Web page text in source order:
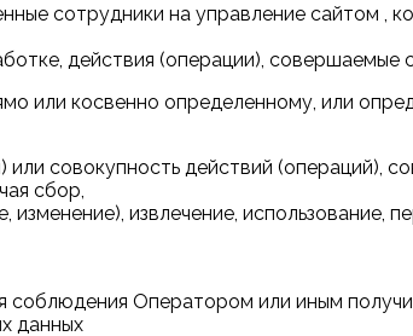
сотрудники на управление сайтом ,
действия (операции), совершаемые
или косвенно определенному, или
совокупность действий (операций),
сбор,
извлечение, использование,
соблюдения Оператором или иным
данных